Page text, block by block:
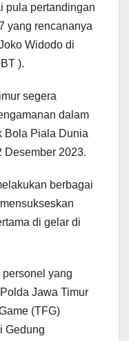
pula pertandingan
yang rencananya
Widodo di
).
segera
dalam
Bola Piala Dunia
Desember 2023.
berbagai
di gelar di
yang
Jawa Timur
(TFG)
Gedung